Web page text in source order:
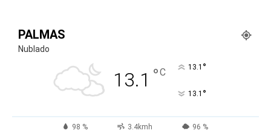
PALMAS
Nublado
13.1 °C 13.1 °
13.1 °
98 % 3.4kmh 96 %